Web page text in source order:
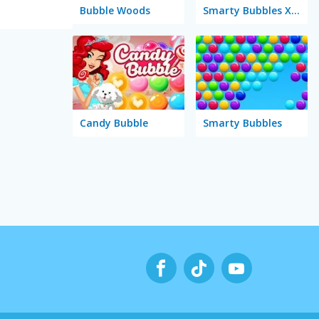
Bubble Woods Smarty Bubbles X-MAS Edition
Candy Bubble Smarty Bubbles